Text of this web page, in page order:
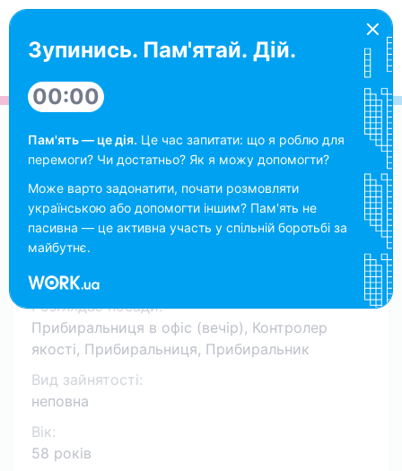
Резюме від 19 травня 2026
Олена
Прибиральниця в офіс (вечір),
15 000 грн
Розглядає посади:
Прибиральниця в офіс (вечір), Контролер
якості, Прибиральниця, Прибиральник
Вид зайнятості:
неповна
Вік:
58 років
Зупинись. Пам'ятай. Дій.
00:00
Пам'ять — це дія. Це час запитати: що я роблю для
перемоги? Чи достатньо? Як я можу допомогти?
Може варто задонатити, почати розмовляти
українською або допомогти іншим? Пам'ять не
пасивна — це активна участь у спільній боротьбі за
майбутнє.
Work.ua